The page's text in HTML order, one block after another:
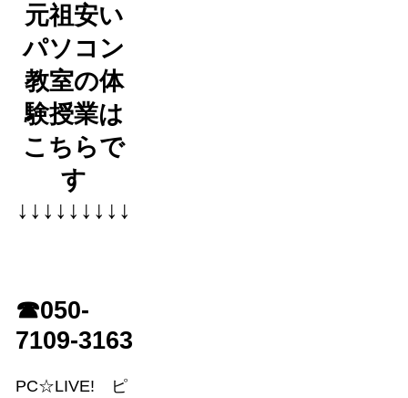
元祖安い
パソコン
教室の体
験授業は
こちらで
す
↓↓↓↓↓↓↓↓↓
☎050-
7109-3163
PC☆LIVE! ピ